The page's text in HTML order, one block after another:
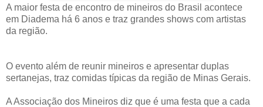
A maior festa de encontro de mineiros do Brasil acontece
em Diadema há 6 anos e traz grandes shows com artistas
da região.
O evento além de reunir mineiros e apresentar duplas
sertanejas, traz comidas típicas da região de Minas Gerais.
A Associação dos Mineiros diz que é uma festa que a cada